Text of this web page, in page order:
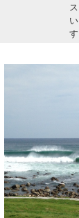
す
伊豆
千葉南
その他
ルール＆
VOTE!